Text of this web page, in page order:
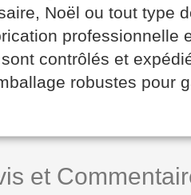
Noël ou tout type
professionnelle
contrôlés et
robustes pour
et